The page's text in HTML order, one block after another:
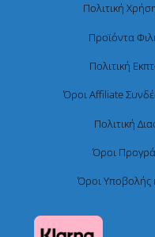
Πολιτική
Προϊόντα
Πολιτική
Όροι Affiliate
Πολιτική
Όροι
Όροι Υποβολής